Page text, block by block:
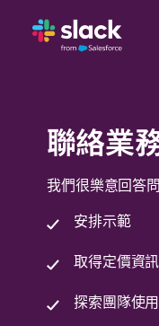
聯絡業
我們很樂意回答
安排示範
取得定價資訊
探索團隊使